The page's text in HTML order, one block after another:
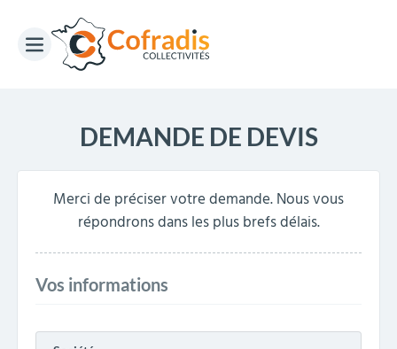
DEMANDE DE DEVIS
Merci de préciser votre demande. Nous vous
répondrons dans les plus brefs délais.
Vos informations